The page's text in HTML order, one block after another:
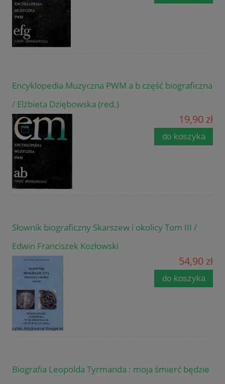
Encyklopedia Muzyczna PWM a b część biograficzna
/ Elżbieta Dziębowska (red.)
19,90 zł
do koszyka
Słownik biograficzny Skarszew i okolicy Tom III /
Edwin Franciszek Kozłowski
54,90 zł
do koszyka
Biografia Leopolda Tyrmanda : moja śmierć będzie